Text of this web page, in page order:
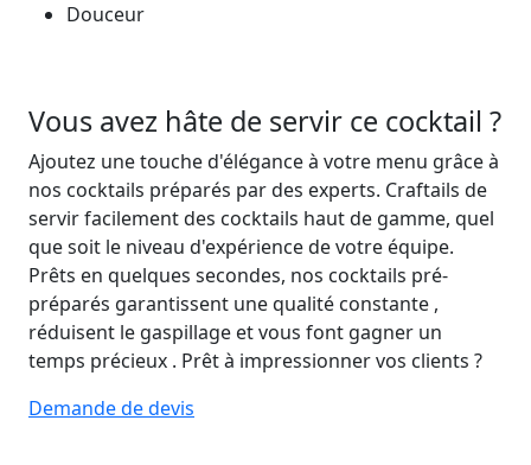
Douceur
Vous avez hâte de servir ce cocktail ?
Ajoutez une touche d'élégance à votre menu grâce à
nos cocktails préparés par des experts. Craftails de
servir facilement des cocktails haut de gamme, quel
que soit le niveau d'expérience de votre équipe.
Prêts en quelques secondes, nos cocktails pré-
préparés garantissent une qualité constante ,
réduisent le gaspillage etvous font gagner un
temps précieux . Prêt à impressionner vos clients ?
Demande de devis